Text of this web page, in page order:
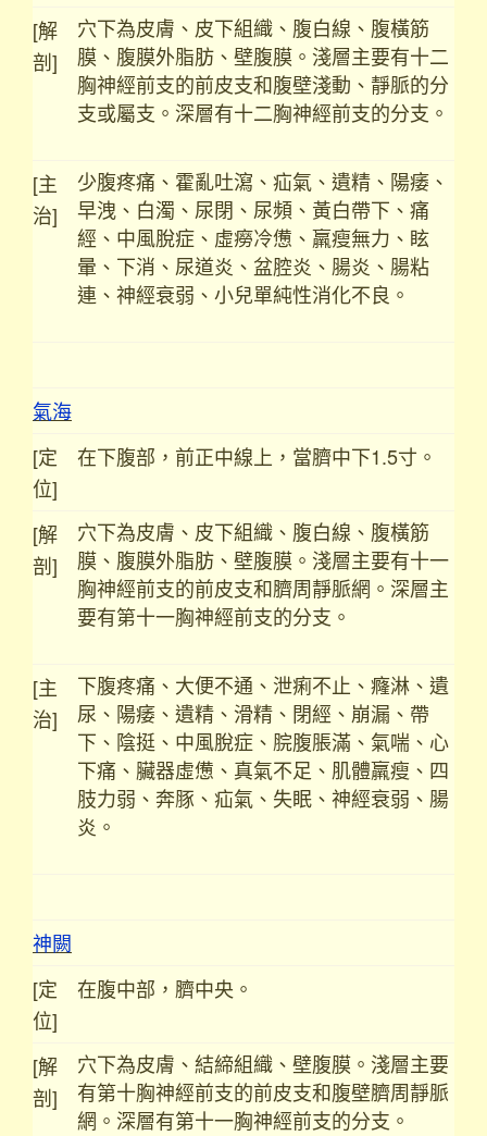
[解
剖]
穴下為皮膚、皮下組織、腹白線、腹橫筋
膜、腹膜外脂肪、壁腹膜。淺層主要有十二
胸神經前支的前皮支和腹壁淺動、靜脈的分
支或屬支。深層有十二胸神經前支的分支。
[主
治]
少腹疼痛、霍亂吐瀉、疝氣、遺精、陽痿、
早洩、白濁、尿閉、尿頻、黃白帶下、痛
經、中風脫症、虛癆冷憊、羸瘦無力、眩
暈、下消、尿道炎、盆腔炎、腸炎、腸粘
連、神經衰弱、小兒單純性消化不良。
氣海
[定
位]
在下腹部，前正中線上，當臍中下1.5寸。
[解
剖]
穴下為皮膚、皮下組織、腹白線、腹橫筋
膜、腹膜外脂肪、壁腹膜。淺層主要有十一
胸神經前支的前皮支和臍周靜脈網。深層主
要有第十一胸神經前支的分支。
[主
治]
下腹疼痛、大便不通、泄痢不止、癃淋、遺
尿、陽痿、遺精、滑精、閉經、崩漏、帶
下、陰挺、中風脫症、脘腹脹滿、氣喘、心
下痛、臟器虛憊、真氣不足、肌體羸瘦、四
肢力弱、奔豚、疝氣、失眠、神經衰弱、腸
炎。
神闕
[定
位]
在腹中部，臍中央。
[解
剖]
穴下為皮膚、結締組織、壁腹膜。淺層主要
有第十胸神經前支的前皮支和腹壁臍周靜脈
網。深層有第十一胸神經前支的分支。